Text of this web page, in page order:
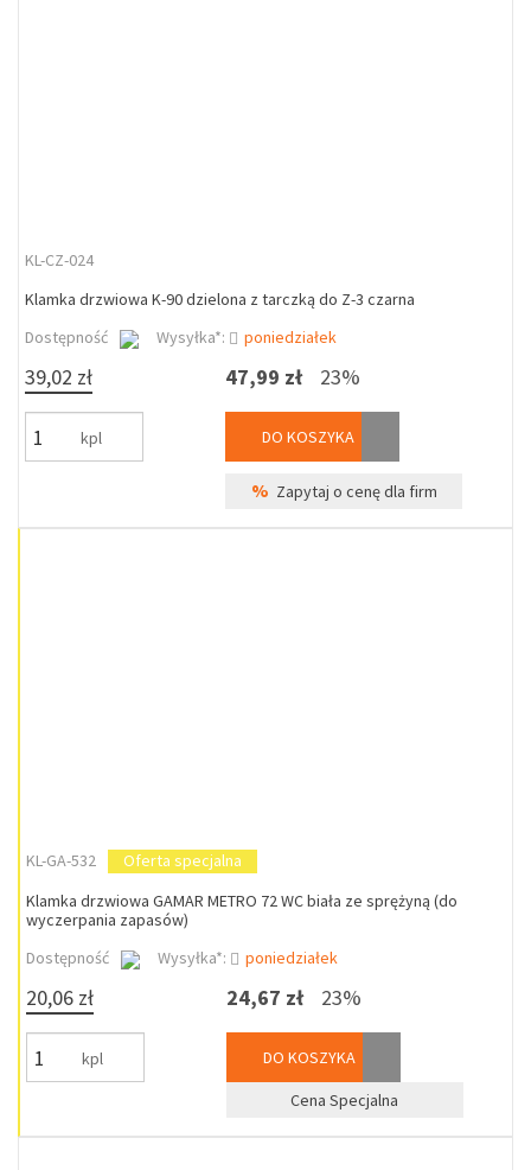
KL-CZ-024
Klamka drzwiowa K-90 dzielona z tarczką do Z-3 czarna
Dostępność
Wysyłka*: poniedziałek
39,02 zł
kpl
47,99 zł 23%
DO KOSZYKA
% Zapytaj o cenę dla firm
KL-GA-532
Oferta specjalna
Klamka drzwiowa GAMAR METRO 72 WC biała ze sprężyną (do
wyczerpania zapasów)
Dostępność
Wysyłka*: poniedziałek
20,06 zł
kpl
24,67 zł 23%
DO KOSZYKA
Cena Specjalna